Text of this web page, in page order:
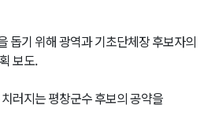
돕기 위해 광역과 기초단체장 후보자의
보도.
러지는 평창군수 후보의 공약을